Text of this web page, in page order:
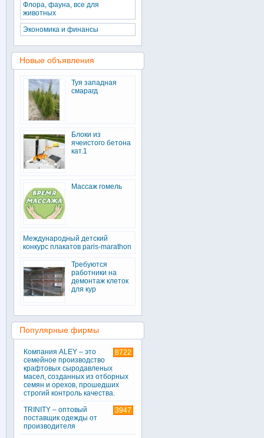
Флора, фауна, все для
животных
Экономика и финансы
Новые объявления
Туя западная
смарагд
Блоки из
ячеистого бетона
кат.1
Массаж гомель
Международный детский
конкурс плакатов paris-marathon
Требуются
работники на
демонтаж клеток
для кур
Популярные фирмы
8722
Компания ALEY – это
семейное производство
крафтовых сыродавленых
масел, созданных из отборных
семян и орехов, прошедших
строгий контроль качества.
3947
TRINITY – оптовый
поставщик одежды от
производителя